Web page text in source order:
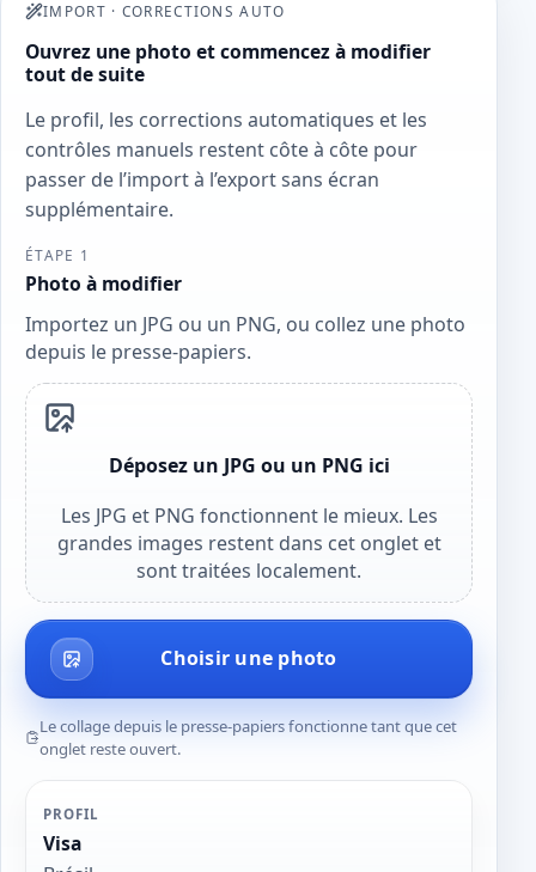
IMPORT · CORRECTIONS AUTO
Ouvrez une photo et commencez à modifier
tout de suite
Le profil, les corrections automatiques et les
contrôles manuels restent côte à côte pour
passer de l’import à l’export sans écran
supplémentaire.
ÉTAPE 1
Photo à modifier
Importez un JPG ou un PNG, ou collez une photo
depuis le presse-papiers.
Déposez un JPG ou un PNG ici
Les JPG et PNG fonctionnent le mieux. Les
grandes images restent dans cet onglet et
sont traitées localement.
Choisir une photo
Le collage depuis le presse-papiers fonctionne tant que cet
onglet reste ouvert.
PROFIL
Visa